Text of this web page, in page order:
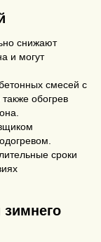
снижают
и могут
смесей с
обогрев
сроки